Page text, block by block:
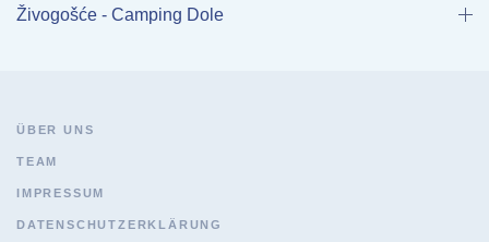
Živogošće - Camping Dole
ÜBER UNS
TEAM
IMPRESSUM
DATENSCHUTZERKLÄRUNG